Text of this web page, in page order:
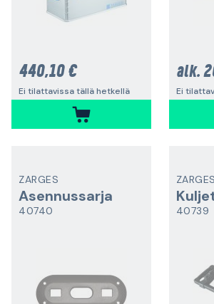
440,10 €
Ei tilattavissa tällä hetkellä
alk.
Ei
ZARGES
Asennussarja
40740
ZARGES
40739